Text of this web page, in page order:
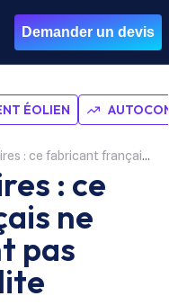
Demander un devis
ÉOLIEN
français ne sera finalement pas sauvé de la faillite
: ce
ne
pas